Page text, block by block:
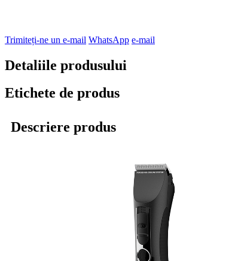
Trimiteți-ne un e-mail WhatsApp e-mail
Detaliile produsului
Etichete de produs
Descriere produs